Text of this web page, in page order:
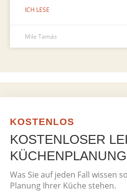
ICH LESE
Mile Tamás
KOSTENLOS
KOSTENLOSER
KÜCHENPLANUNG
Was Sie auf jeden Fall wissen
Planung Ihrer Küche stehen.